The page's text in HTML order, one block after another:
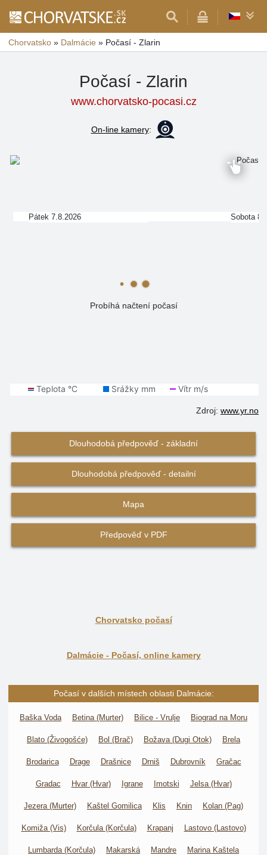
Chorvatsko » Dalmácie » Počasí - Zlarin
Počasí - Zlarin
www.chorvatsko-pocasi.cz
On-line kamery:
Probíhá načtení počasí
Pátek 7.8.2026 Sobota
Zdroj: www.yr.no
Dlouhodobá předpověď - základní
Dlouhodobá předpověď - detailní
Mapa
Předpověď v PDF
Chorvatsko počasí
Dalmácie - Počasí, online kamery
Počasí v dalších místech oblasti Dalmácie:
Baška Voda Betina (Murter) Bilice - Vrulje Biograd na Moru
Blato (Živogošće) Bol (Brač) Božava (Dugi Otok) Brela
Brodarica Drage Drašnice Drniš Dubrovník Gračac
Gradac Hvar (Hvar) Igrane Imotski Jelsa (Hvar)
Jezera (Murter) Kaštel Gomilica Klis Knin Kolan (Pag)
Komiža (Vis) Korčula (Korčula) Krapanj Lastovo (Lastovo)
Lumbarda (Korčula) Makarská Mandre Marina Kaštela